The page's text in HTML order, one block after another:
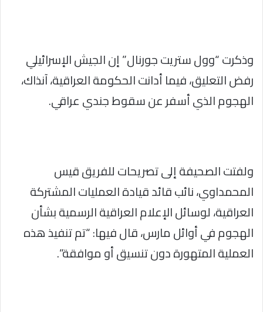
وذكرت “وول ستريت جورنال” إن الجيش الإسرائيلي
رفض التعليق، فيما أدانت الحكومة العراقية، آنذاك،
الهجوم الذي أسفر عن سقوط جندي عراقي.
ولفتت الصحيفة إلى تصريحات للفريق قيس
المحمداوي، نائب قائد قيادة العمليات المشتركة
العراقية، لوسائل الإعلام العراقية الرسمية بشأن
الهجوم في أوائل مارس، قال فيها: “تم تنفيذ هذه
العملية المتهورة دون تنسيق أو موافقة”.